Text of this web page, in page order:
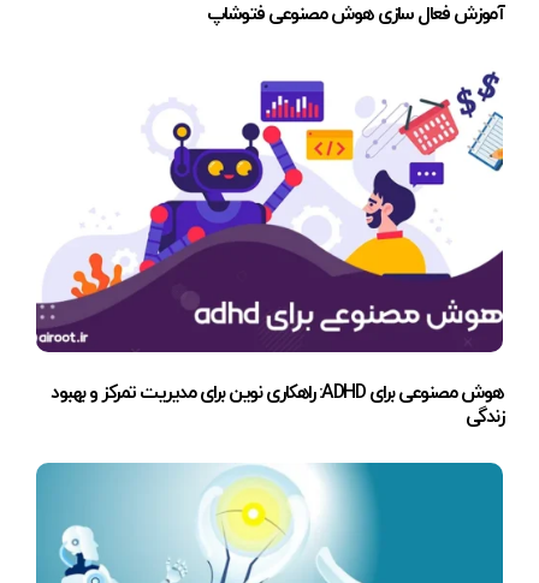
آموزش فعال سازی هوش مصنوعی فتوشاپ
هوش مصنوعی برای ADHD: راهکاری نوین برای مدیریت تمرکز و بهبود
زندگی